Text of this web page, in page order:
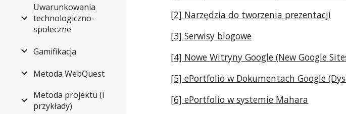
Uwarunkowania
technologiczno-
społeczne
Gamifikacja
Metoda WebQuest
Metoda projektu (i
przykłady)
[2] Narzędzia do tworzenia prezentacji
[3] Serwisy blogowe
[4] Nowe Witryny Google (New Google
[5] ePortfolio w Dokumentach Google
[6] ePortfolio w systemie Mahara